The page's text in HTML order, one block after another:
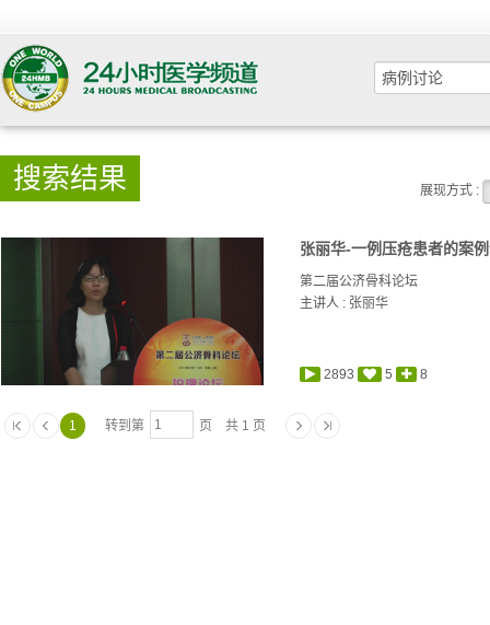
搜索结果 展现方式 :
张丽华-一例压疮患者的案
第二届公济骨科论坛
主讲人 : 张丽华
2893 5 8
1 转到第 页 共 1 页